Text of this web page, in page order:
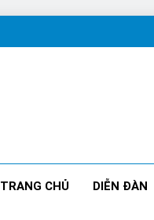
TRANG CHỦ DIỄN ĐÀN